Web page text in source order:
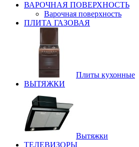
ВАРОЧНАЯ ПОВЕРХНОСТЬ
Варочная поверхность
ПЛИТА ГАЗОВАЯ
Плиты кухонные
ВЫТЯЖКИ
Вытяжки
ТЕЛЕВИЗОРЫ